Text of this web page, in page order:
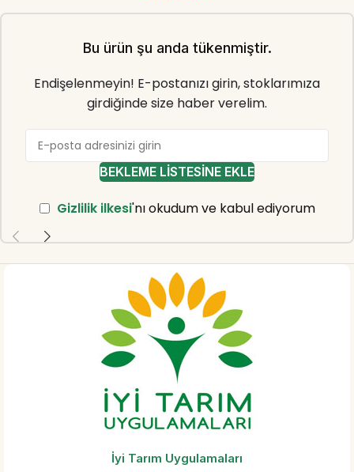
Bu ürün şu anda tükenmiştir.
Endişelenmeyin! E-postanızı girin, stoklarımıza
girdiğinde size haber verelim.
BEKLEME LISTESINE EKLE
Gizlilik ilkesi'nı okudum ve kabul ediyorum
İyi Tarım Uygulamaları